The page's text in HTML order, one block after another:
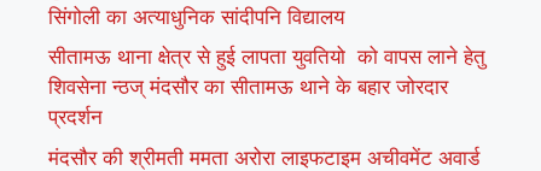
सिंगोली का अत्याधुनिक सांदीपनि विद्यालय
सीतामऊ थाना क्षेत्र से हुई लापता युवतियो को वापस लाने हेतु
शिवसेना न्ठज् मंदसौर का सीतामऊ थाने के बहार जोरदार
प्रदर्शन
मंदसौर की श्रीमती ममता अरोरा लाइफटाइम अचीवमेंट अवार्ड